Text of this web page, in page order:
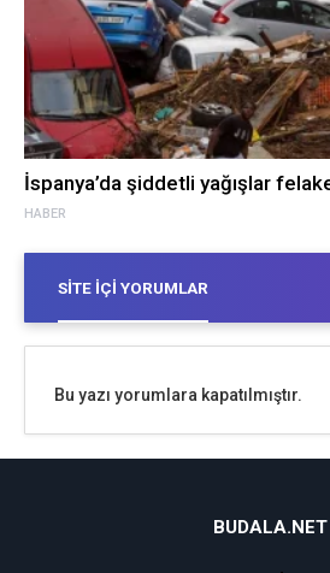
HABER
İspanya’da şiddetli yağışlar
SITE İÇI YORUMLAR
Bu yazı yorumlara kapatılmıştır.
BUDALA.NET